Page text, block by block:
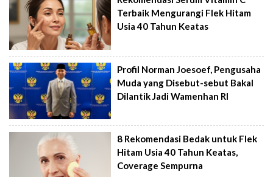
Terbaik Mengurangi Flek Hitam
Usia 40 Tahun Keatas
Profil Norman Joesoef, Pengusaha
Muda yang Disebut-sebut Bakal
Dilantik Jadi Wamenhan RI
8 Rekomendasi Bedak untuk Flek
Hitam Usia 40 Tahun Keatas,
Coverage Sempurna